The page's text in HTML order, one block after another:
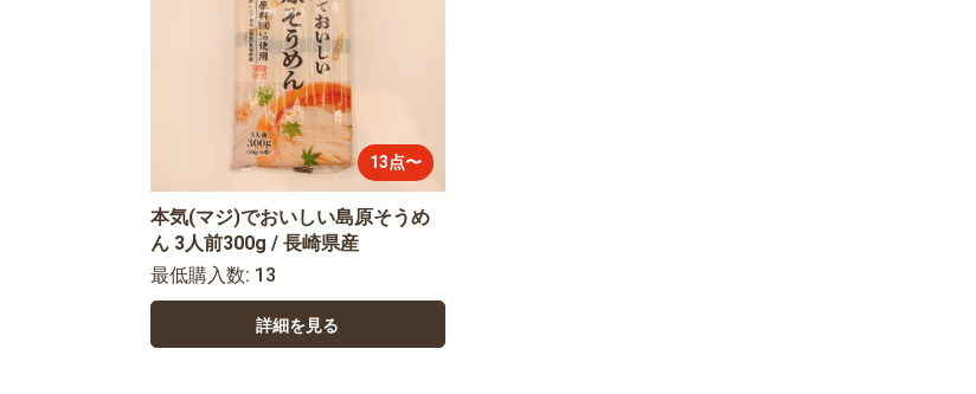
13点〜
本気(マジ)でおいしい島原そうめ
ん 3人前300g / 長崎県産
最低購入数: 13
詳細を見る